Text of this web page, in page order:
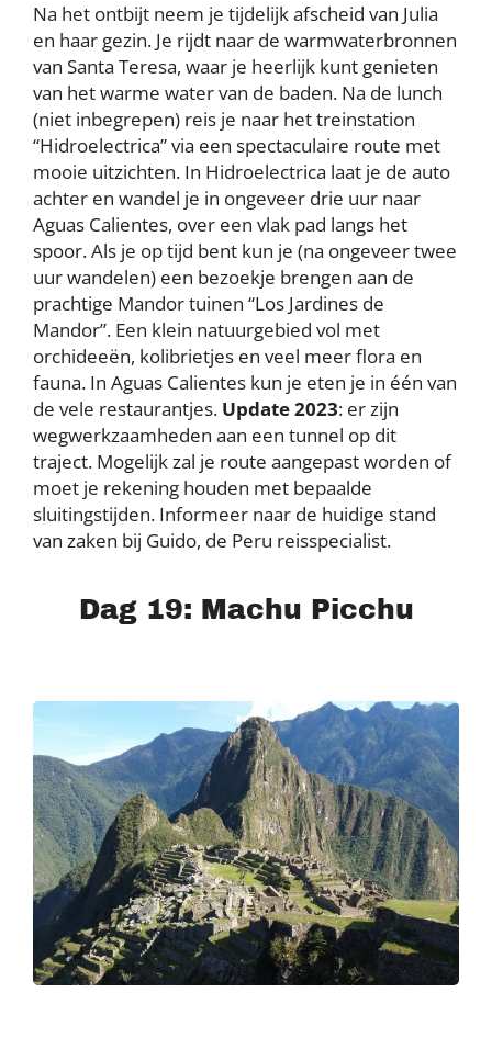
Na het ontbijt neem je tijdelijk afscheid van Julia
en haar gezin. Je rijdt naar de warmwaterbronnen
van Santa Teresa, waar je heerlijk kunt genieten
van het warme water van de baden. Na de lunch
(niet inbegrepen) reis je naar het treinstation
“Hidroelectrica” via een spectaculaire route met
mooie uitzichten. In Hidroelectrica laat je de auto
achter en wandel je in ongeveer drie uur naar
Aguas Calientes, over een vlak pad langs het
spoor. Als je op tijd bent kun je (na ongeveer twee
uur wandelen) een bezoekje brengen aan de
prachtige Mandor tuinen “Los Jardines de
Mandor”. Een klein natuurgebied vol met
orchideeën, kolibrietjes en veel meer flora en
fauna. In Aguas Calientes kun je eten je in één van
de vele restaurantjes. Update 2023: er zijn
wegwerkzaamheden aan een tunnel op dit
traject. Mogelijk zal je route aangepast worden of
moet je rekening houden met bepaalde
sluitingstijden. Informeer naar de huidige stand
van zaken bij Guido, de Peru reisspecialist.
Dag 19: Machu Picchu